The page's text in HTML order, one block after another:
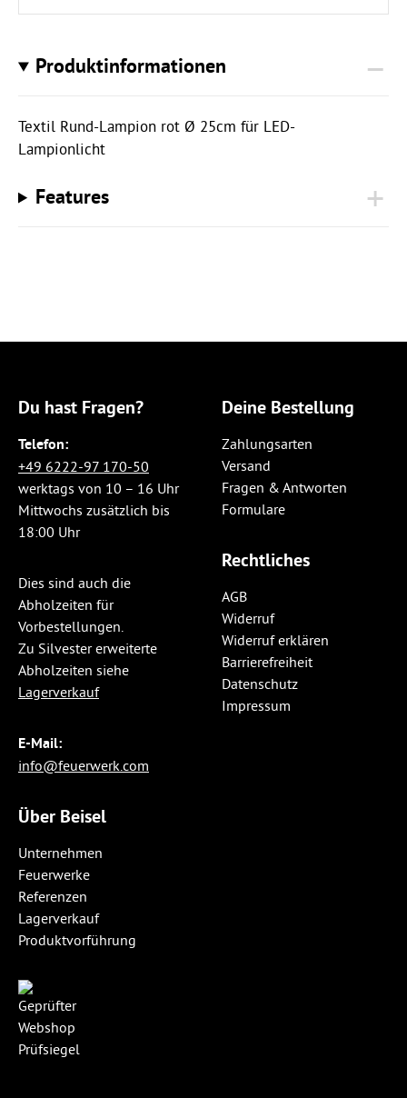
Produktinformationen
Textil Rund-Lampion rot Ø 25cm für LED-
Lampionlicht
Features
Du hast Fragen?
Telefon:
+49 6222-97 170-50
werktags von 10 – 16 Uhr
Mittwochs zusätzlich bis
18:00 Uhr
Dies sind auch die
Abholzeiten für
Vorbestellungen.
Zu Silvester erweiterte
Abholzeiten siehe
Lagerverkauf
E-Mail:
info@feuerwerk.com
Deine Bestellung
Zahlungsarten
Versand
Fragen & Antworten
Formulare
Rechtliches
AGB
Widerruf
Widerruf erklären
Barrierefreiheit
Datenschutz
Impressum
Über Beisel
Unternehmen
Feuerwerke
Referenzen
Lagerverkauf
Produktvorführung